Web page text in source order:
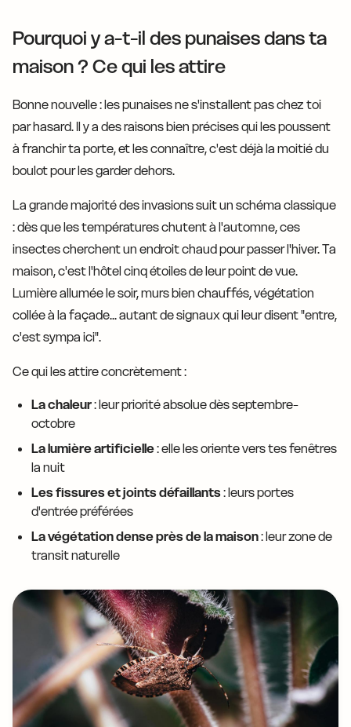
Pourquoi y a-t-il des punaises dans ta
maison ? Ce qui les attire
Bonne nouvelle : les punaises ne s'installent pas chez toi
par hasard. Il y a des raisons bien précises qui les poussent
à franchir ta porte, et les connaître, c'est déjà la moitié du
boulot pour les garder dehors.
La grande majorité des invasions suit un schéma classique
: dès que les températures chutent à l'automne, ces
insectes cherchent un endroit chaud pour passer l'hiver. Ta
maison, c'est l'hôtel cinq étoiles de leur point de vue.
Lumière allumée le soir, murs bien chauffés, végétation
collée à la façade... autant de signaux qui leur disent "entre,
c'est sympa ici".
Ce qui les attire concrètement :
La chaleur: leur priorité absolue dès septembre-
octobre
La lumière artificielle: elle les oriente vers tes fenêtres
la nuit
Les fissures et joints défaillants: leurs portes
d'entrée préférées
La végétation dense près de la maison: leur zone de
transit naturelle